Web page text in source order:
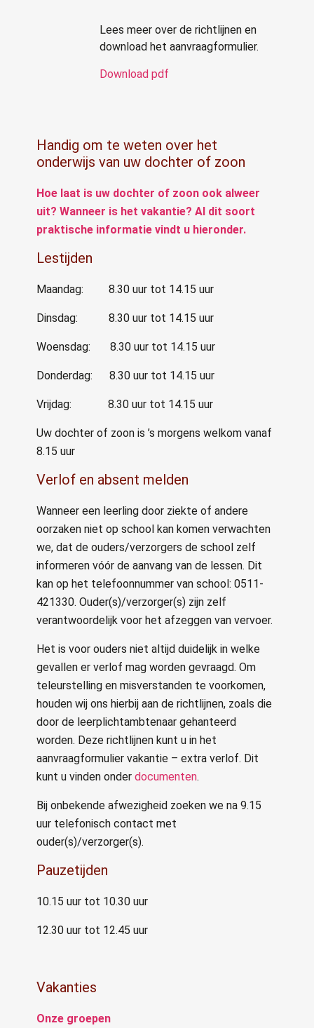
Lees meer over de richtlijnen en
download het aanvraagformulier.
Download pdf
Handig om te weten over het
onderwijs van uw dochter of zoon
Hoe laat is uw dochter of zoon ook alweer
uit? Wanneer is het vakantie? Al dit soort
praktische informatie vindt u hieronder.
Lestijden
Maandag: 8.30 uur tot 14.15 uur
Dinsdag: 8.30 uur tot 14.15 uur
Woensdag: 8.30 uur tot 14.15 uur
Donderdag: 8.30 uur tot 14.15 uur
Vrijdag: 8.30 uur tot 14.15 uur
Uw dochter of zoon is ’s morgens welkom vanaf
8.15 uur
Verlof en absent melden
Wanneer een leerling door ziekte of andere
oorzaken niet op school kan komen verwachten
we, dat de ouders/verzorgers de school zelf
informeren vóór de aanvang van de lessen. Dit
kan op het telefoonnummer van school: 0511-
421330. Ouder(s)/verzorger(s) zijn zelf
verantwoordelijk voor het afzeggen van vervoer.
Het is voor ouders niet altijd duidelijk in welke
gevallen er verlof mag worden gevraagd. Om
teleurstelling en misverstanden te voorkomen,
houden wij ons hierbij aan de richtlijnen, zoals die
door de leerplichtambtenaar gehanteerd
worden. Deze richtlijnen kunt u in het
aanvraagformulier vakantie – extra verlof. Dit
kunt u vinden onderdocumenten.
Bij onbekende afwezigheid zoeken we na 9.15
uur telefonisch contact met
ouder(s)/verzorger(s).
Pauzetijden
10.15 uur tot 10.30 uur
12.30 uur tot 12.45 uur
Vakanties
Onze groepen